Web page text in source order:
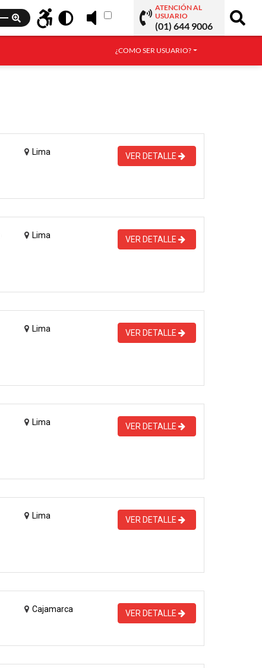
ATENCIÓN AL
USUARIO
(01) 644 9006
¿COMO SER USUARIO?
Lima VER DETALLE
Lima VER DETALLE
Lima VER DETALLE
Lima VER DETALLE
Lima VER DETALLE
Cajamarca VER DETALLE